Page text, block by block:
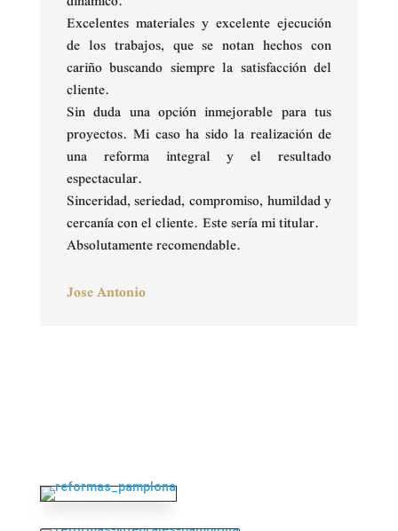
Excelentes materiales y excelente ejecución
de los trabajos, que se notan hechos con
cariño buscando siempre la satisfacción del
cliente.
Sin duda una opción inmejorable para tus
proyectos. Mi caso ha sido la realización de
una reforma integral y el resultado
espectacular.
Sinceridad, seriedad, compromiso, humildad y
cercanía con el cliente. Este sería mi titular.
Absolutamente recomendable.
Jose Antonio